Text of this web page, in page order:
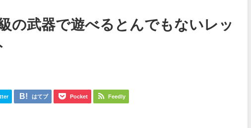
の武器で遊べるとんでもないレッ
はてブ Pocket Feedly